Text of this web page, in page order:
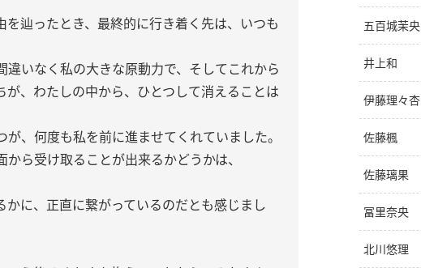
辿ったとき、最終的に行き着く先は、いつも
いなく私の大きな原動力で、そしてこれから
、わたしの中から、ひとつして消えることは
、何度も私を前に進ませてくれていました。
ら受け取ることが出来るかどうかは、
に、正直に繋がっているのだとも感じまし
五百城茉央
井上和
伊藤理々杏
佐藤楓
佐藤璃果
冨里奈央
北川悠理